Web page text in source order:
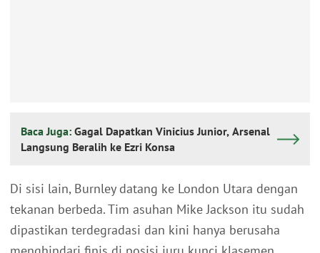
Baca Juga: Gagal Dapatkan Vinicius Junior, Arsenal
Langsung Beralih ke Ezri Konsa
Di sisi lain, Burnley datang ke London Utara dengan
tekanan berbeda. Tim asuhan Mike Jackson itu sudah
dipastikan terdegradasi dan kini hanya berusaha